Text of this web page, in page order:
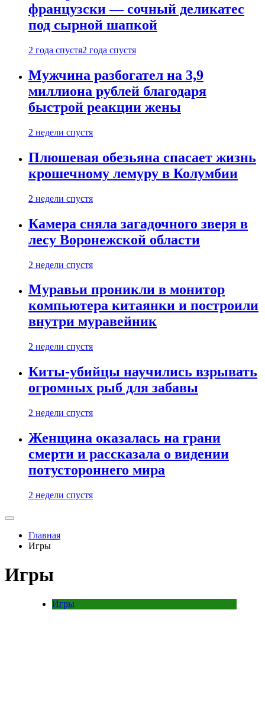
французски — сочный деликатес
под сырной шапкой
2 года спустя2 года спустя
Мужчина разбогател на 3,9
миллиона рублей благодаря
быстрой реакции жены
2 недели спустя
Плюшевая обезьяна спасает жизнь
крошечному лемуру в Колумбии
2 недели спустя
Камера сняла загадочного зверя в
лесу Воронежской области
2 недели спустя
Муравьи проникли в монитор
компьютера китаянки и построили
внутри муравейник
2 недели спустя
Киты-убийцы научились взрывать
огромных рыб для забавы
2 недели спустя
Женщина оказалась на грани
смерти и рассказала о видении
потустороннего мира
2 недели спустя
Главная
Игры
Игры
Игры